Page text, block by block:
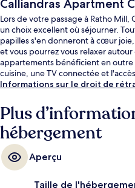
Calliandras Apartment
Lors de votre passage à Ratho
un choix excellent où séjourner.
papilles s'en donneront à cœur
et vous pourrez vous relaxer
appartements bénéficient en
cuisine, une TV connectée et
Informations sur le droit de
Plus
hébergement
Aperçu
Taille de